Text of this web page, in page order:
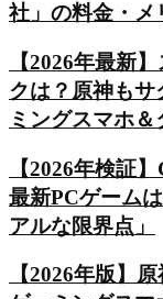
社」の料金・メ
【2026年最新
クは？原神もサ
ミングスマホ
【2026年検証
最新PCゲーム
アルな限界点」
【2026年版】